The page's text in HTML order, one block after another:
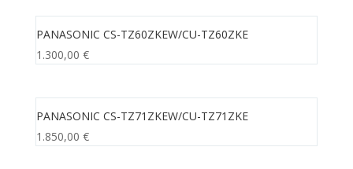
PANASONIC CS-TZ60ZKEW/CU-TZ60ZKE
1.300,00 €
PANASONIC CS-TZ71ZKEW/CU-TZ71ZKE
1.850,00 €